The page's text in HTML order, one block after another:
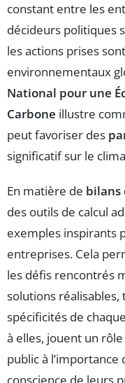
constant entre les
décideurs politiques
les actions prises
environnementaux
National pour une
Carbone illustre
peut favoriser des
significatif sur le
En matière de bilans
des outils de calcul
exemples inspirants
entreprises. Cela
les défis rencontrés
solutions
spécificités de
à elles, jouent un
public à